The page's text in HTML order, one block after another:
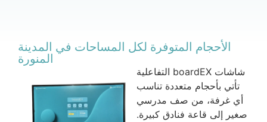
الأحجام المتوفرة لكل المساحات في المدينة
المنورة
شاشات boardEX التفاعلية
تأتي بأحجام متعددة تناسب
أي غرفة، من صف مدرسي
صغير إلى قاعة فنادق كبيرة.